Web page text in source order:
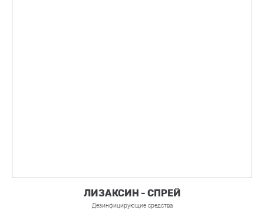
ЛИЗАКСИН - СПРЕЙ
Дезинфицирующие средства